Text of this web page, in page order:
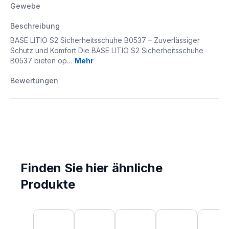
Gewebe
Beschreibung
BASE LITIO S2 Sicherheitsschuhe B0537 – Zuverlässiger
Schutz und Komfort Die BASE LITIO S2 Sicherheitsschuhe
B0537 bieten op… Mehr
Bewertungen
Finden Sie hier ähnliche
Produkte
Produktgalerie überspringen